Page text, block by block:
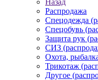
Назад
Распродажа
Спецодежда
Спецобувь
Защита рук
СИЗ
Охота,
Трикотаж
Другое